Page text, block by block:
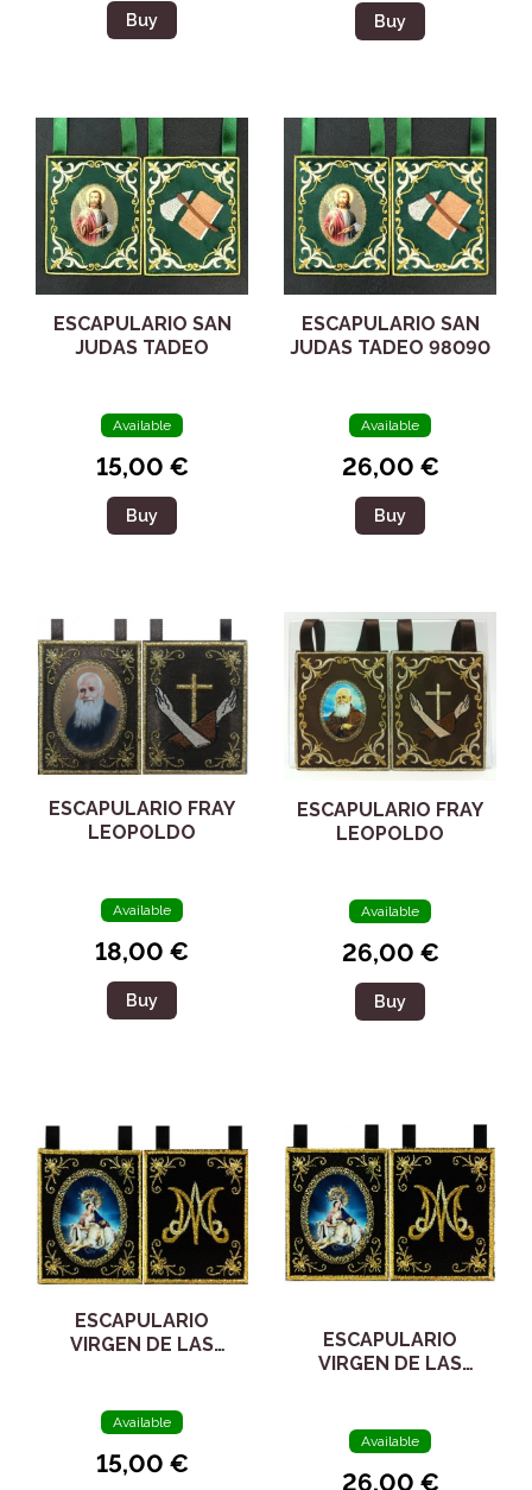
Buy Buy
ESCAPULARIO SAN
JUDAS TADEO
Available
15,00 €
Buy
ESCAPULARIO SAN
JUDAS TADEO 98090
Available
26,00 €
Buy
ESCAPULARIO FRAY
LEOPOLDO
Available
18,00 €
Buy
ESCAPULARIO FRAY
LEOPOLDO
Available
26,00 €
Buy
ESCAPULARIO
VIRGEN DE LAS
Available
15,00 €
ESCAPULARIO
VIRGEN DE LAS
Available
26,00 €